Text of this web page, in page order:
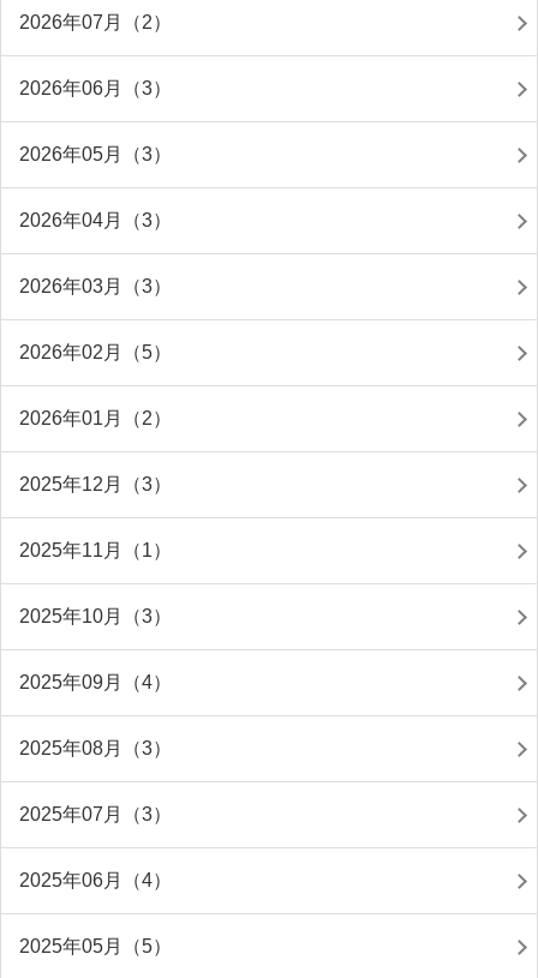
2026年07月（2）
2026年06月（3）
2026年05月（3）
2026年04月（3）
2026年03月（3）
2026年02月（5）
2026年01月（2）
2025年12月（3）
2025年11月（1）
2025年10月（3）
2025年09月（4）
2025年08月（3）
2025年07月（3）
2025年06月（4）
2025年05月（5）